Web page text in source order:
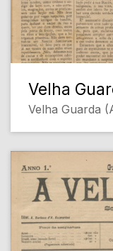
Velha
Velha Guarda